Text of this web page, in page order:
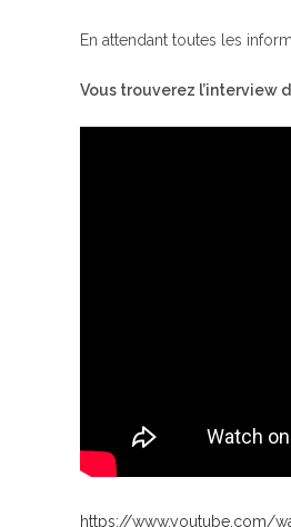
En attendant toutes les
Vous trouverez l’interview
https://www.youtube.com/